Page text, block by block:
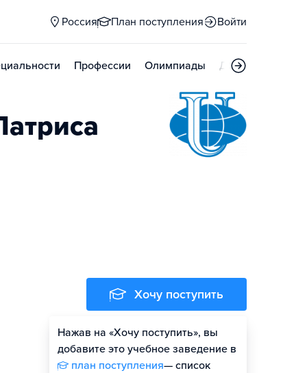
Россия План поступления Войти
Профессии Олимпиады Дни открытых
Хочу поступить
Нажав на «Хочу поступить», вы
добавите это учебное заведение в
план поступления— список
Оценить шансы